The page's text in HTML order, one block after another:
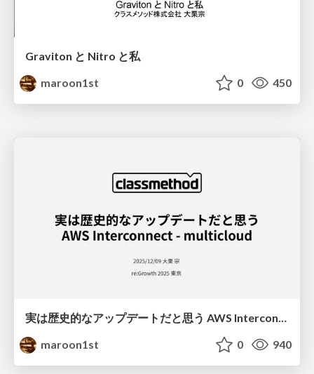
Graviton と Nitro と私
maroon1st
0 450
実は歴史的なアップデートだと思う AWS Interconnect - multicloud
maroon1st
0 940